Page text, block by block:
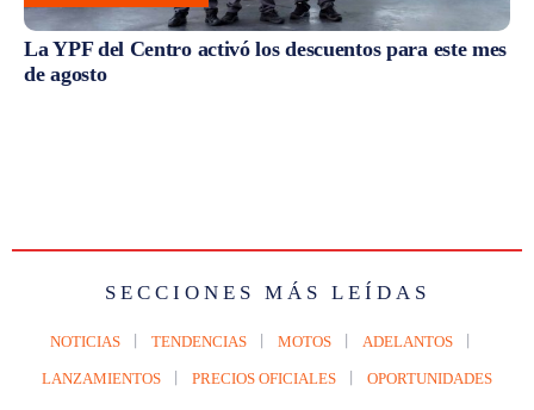
La YPF del Centro activó los descuentos para este mes
de agosto
SECCIONES MÁS LEÍDAS
NOTICIAS TENDENCIAS MOTOS ADELANTOS
LANZAMIENTOS PRECIOS OFICIALES OPORTUNIDADES